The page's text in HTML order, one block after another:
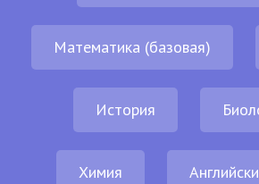
Математика (базовая)
История
Химия